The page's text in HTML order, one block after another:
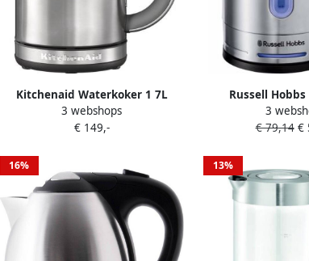
Kitchenaid Waterkoker 1 7L
5KEK1722ESX Roestvrijstaal |
Waterkokers | Keuken&Koken
3 webshops
€ 149,-
Russell
Waterkoker
3
€ 79,14€
16% 13%